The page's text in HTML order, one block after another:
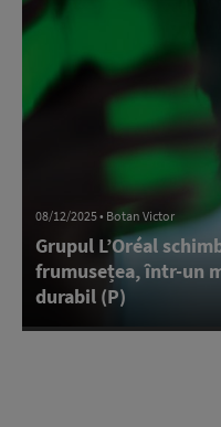
08/12/2025 • Botan Victor
Grupul L’Oréal
frumusețea, într-un
durabil (P)